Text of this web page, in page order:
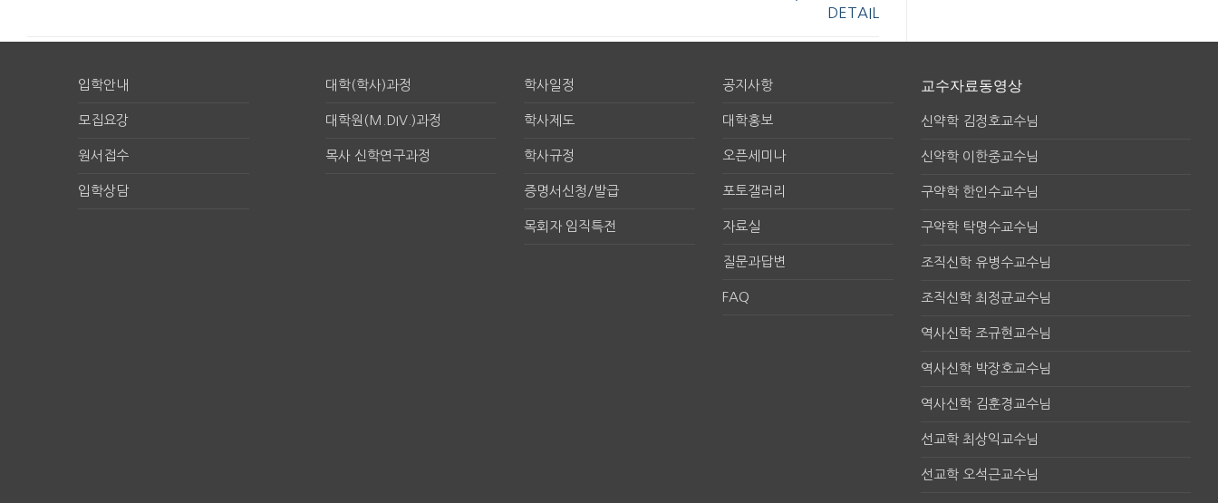
DETAIL
입학안내
모집요강
원서접수
입학상담
대학(학사)과정
대학원(M.DIV.)과정
목사 신학연구과정
학사일정
학사제도
학사규정
증명서신청/발급
목회자 임직특전
공지사항
대학홍보
오픈세미나
포토갤러리
자료실
질문과답변
FAQ
교수자료동영상
신약학 김정호교수님
신약학 이한중교수님
구약학 한인수교수님
구약학 탁명수교수님
조직신학 유병수교수님
조직신학 최정균교수님
역사신학 조규현교수님
역사신학 박장호교수님
역사신학 김훈경교수님
선교학 최상익교수님
선교학 오석근교수님